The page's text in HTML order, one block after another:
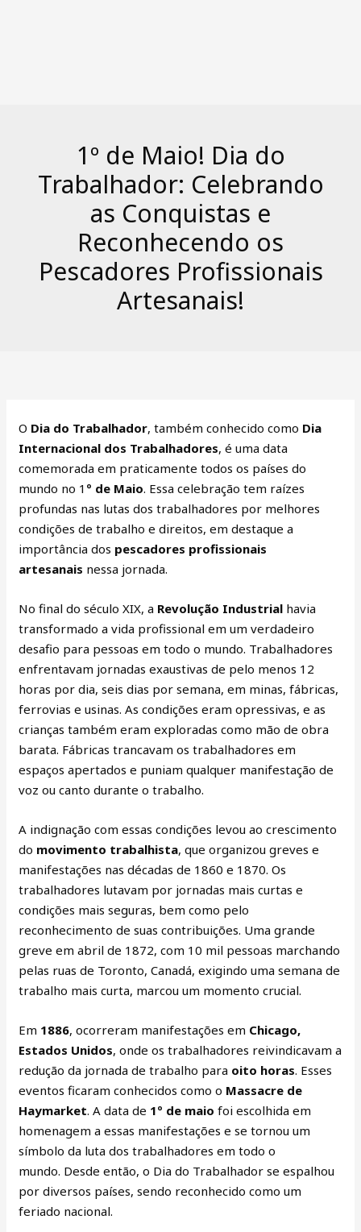
1º de Maio! Dia do
Trabalhador: Celebrando
as Conquistas e
Reconhecendo os
Pescadores Profissionais
Artesanais!
O Dia do Trabalhador, também conhecido como Dia
Internacional dos Trabalhadores, é uma data
comemorada em praticamente todos os países do
mundo no 1 º de Maio. Essa celebração tem raízes
profundas nas lutas dos trabalhadores por melhores
condições de trabalho e direitos, em destaque a
importância dos pescadores profissionais
artesanais nessa jornada.
No final do século XIX, a Revolução Industrial havia
transformado a vida profissional em um verdadeiro
desafio para pessoas em todo o mundo. Trabalhadores
enfrentavam jornadas exaustivas de pelo menos 12
horas por dia, seis dias por semana, em minas, fábricas,
ferrovias e usinas. As condições eram opressivas, e as
crianças também eram exploradas como mão de obra
barata. Fábricas trancavam os trabalhadores em
espaços apertados e puniam qualquer manifestação de
voz ou canto durante o trabalho.
A indignação com essas condições levou ao crescimento
do movimento trabalhista, que organizou greves e
manifestações nas décadas de 1860 e 1870. Os
trabalhadores lutavam por jornadas mais curtas e
condições mais seguras, bem como pelo
reconhecimento de suas contribuições. Uma grande
greve em abril de 1872, com 10 mil pessoas marchando
pelas ruas de Toronto, Canadá, exigindo uma semana de
trabalho mais curta, marcou um momento crucial.
Em 1886, ocorreram manifestações em Chicago,
Estados Unidos, onde os trabalhadores reivindicavam a
redução da jornada de trabalho para oito horas. Esses
eventos ficaram conhecidos como o Massacre de
Haymarket. A data de 1º de maio foi escolhida em
homenagem a essas manifestações e se tornou um
símbolo da luta dos trabalhadores em todo o
mundo. Desde então, o Dia do Trabalhador se espalhou
por diversos países, sendo reconhecido como um
feriado nacional.